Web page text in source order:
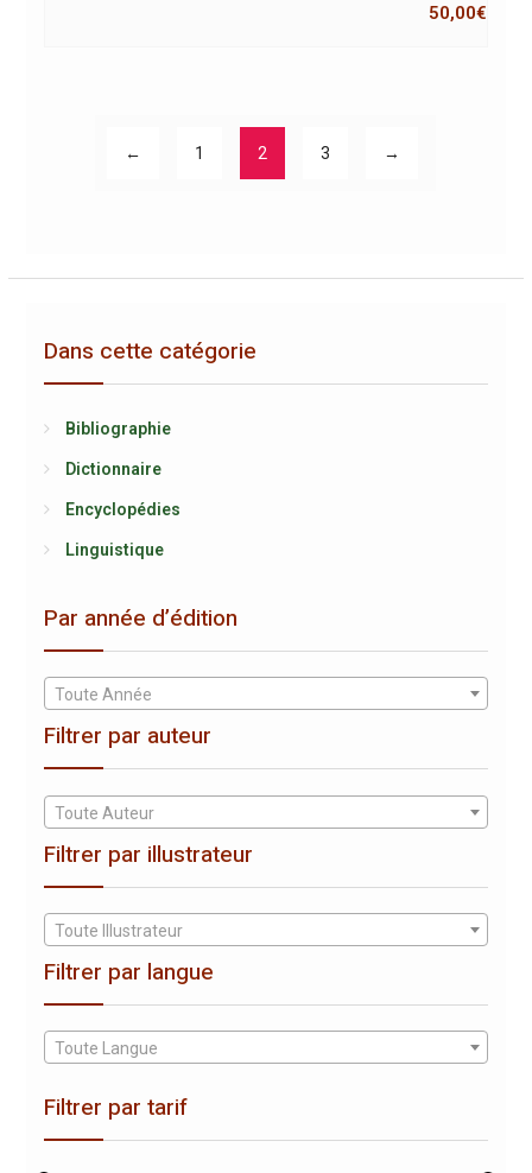
50,00€
← 1 2 3 →
Dans cette catégorie
Bibliographie
Dictionnaire
Encyclopédies
Linguistique
Par année d’édition
Toute Année
Filtrer par auteur
Toute Auteur
Filtrer par illustrateur
Toute Illustrateur
Filtrer par langue
Toute Langue
Filtrer par tarif